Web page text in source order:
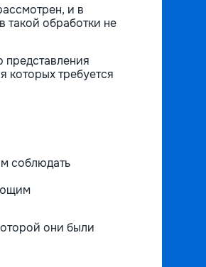
и в
такой обработки не
представления
которых требуется
соблюдать
они были